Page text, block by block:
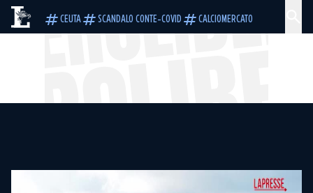
CEUTA SCANDALO CONTE-COVID CALCIOMERCATO